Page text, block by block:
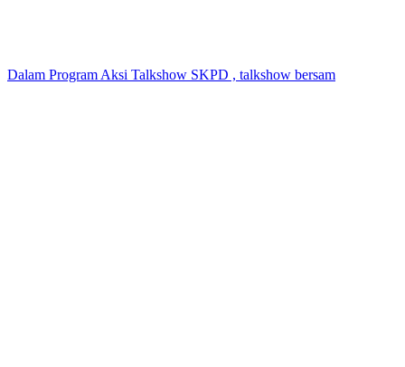
Dalam Program Aksi Talkshow SKPD , talkshow bersam